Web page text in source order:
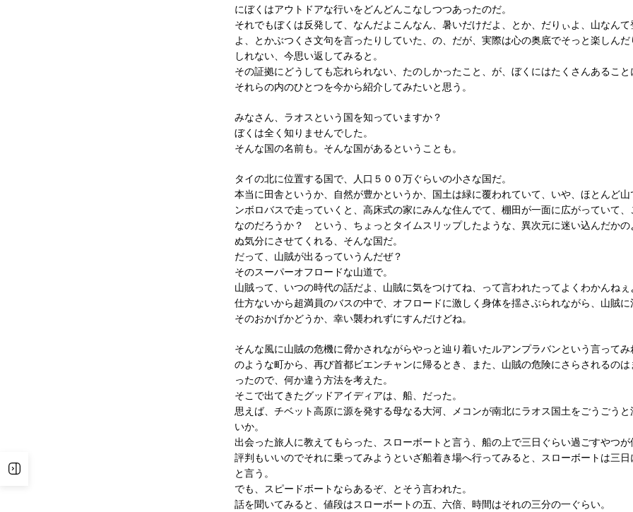
にぼくはアウトドアな行いをどんどんこなしつつあったのだ。
それでもぼくは反発して、なんだよこんなん、暑いだけだよ、とか、だりぃよ、山なん
よ、とかぶつくさ文句を言ったりしていた、の、だが、実際は心の奥底でそっと楽しんだ
しれない、今思い返してみると。
その証拠にどうしても忘れられない、たのしかったこと、が、ぼくにはたくさんあること
それらの内のひとつを今から紹介してみたいと思う。
みなさん、ラオスという国を知っていますか？
ぼくは全く知りませんでした。
そんな国の名前も。そんな国があるということも。
タイの北に位置する国で、人口５００万ぐらいの小さな国だ。
本当に田舎というか、自然が豊かというか、国土は緑に覆われていて、いや、ほとんど
ンボロバスで走っていくと、高床式の家にみんな住んでて、棚田が一面に広がっていて
なのだろうか？ という、ちょっとタイムスリップしたような、異次元に迷い込んだかの
ぬ気分にさせてくれる、そんな国だ。
だって、山賊が出るっていうんだぜ？
そのスーパーオフロードな山道で。
山賊って、いつの時代の話だよ、山賊に気をつけてね、って言われたってよくわかんねぇ
仕方ないから超満員のバスの中で、オフロードに激しく身体を揺さぶられながら、山賊に
そのおかげかどうか、幸い襲われずにすんだけどね。
そんな風に山賊の危機に脅かされながらやっと辿り着いたルアンプラバンという言って
のような町から、再び首都ビエンチャンに帰るとき、また、山賊の危険にさらされるの
ったので、何か違う方法を考えた。
そこで出てきたグッドアイディアは、船、だった。
思えば、チベット高原に源を発する母なる大河、メコンが南北にラオス国土をごうごう
いか。
出会った旅人に教えてもらった、スローボートと言う、船の上で三日ぐらい過ごすやつが
評判もいいのでそれに乗ってみようといざ船着き場へ行ってみると、スローボートは三
と言う。
でも、スピードボートならあるぞ、とそう言われた。
話を聞いてみると、値段はスローボートの五、六倍、時間はそれの三分の一ぐらい。
サイドバーを表示